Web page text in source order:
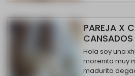
PAREJA X
Hola soy una
morenita muy
madurito